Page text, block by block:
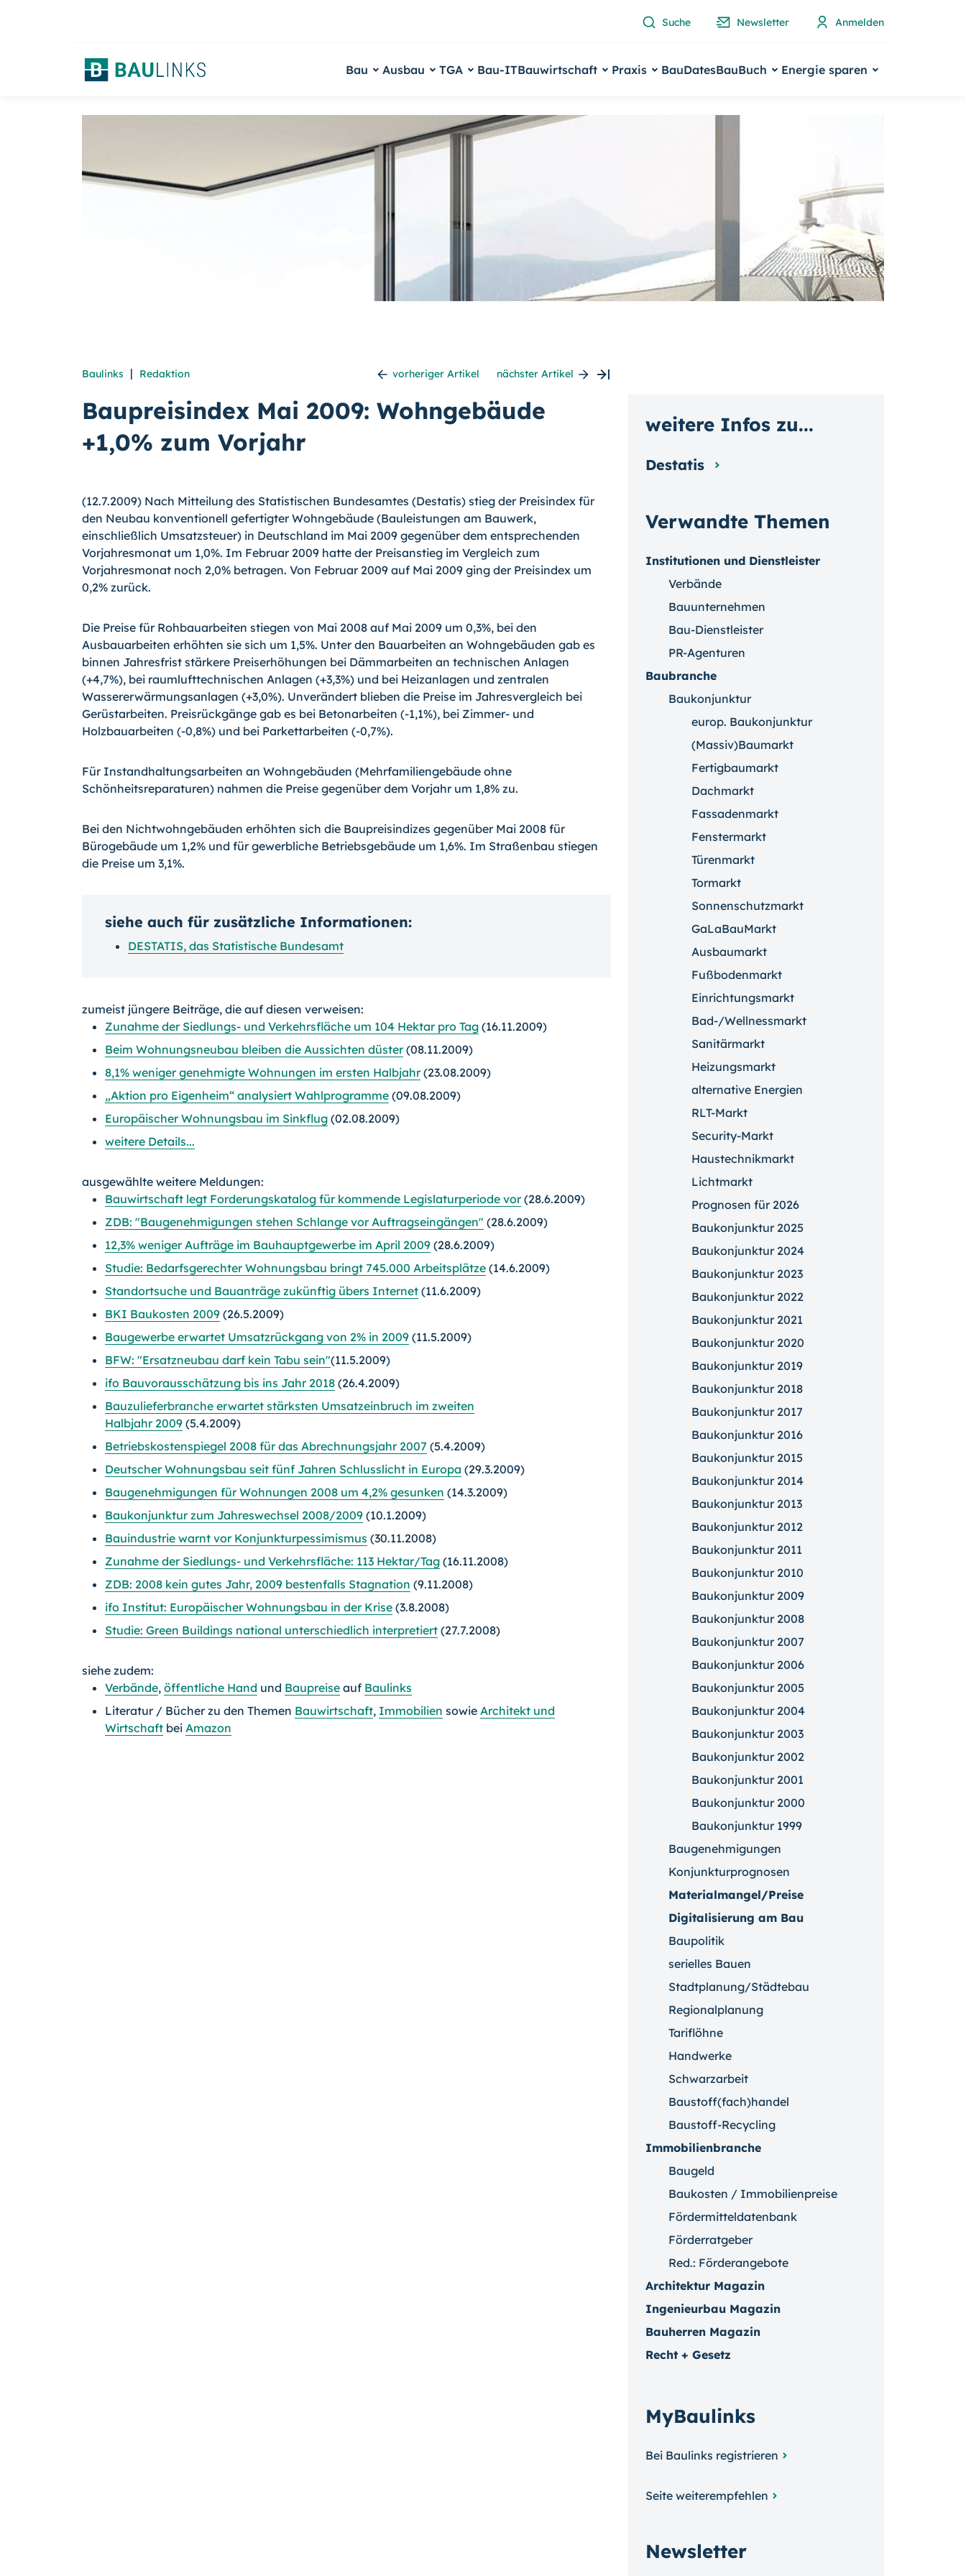
Suche Newsletter Anmelden
Bau Ausbau TGA Bau-ITBauwirtschaft Praxis BauDatesBauBuch Energie sparen
Baulinks | Redaktion vorheriger Artikel nächster Artikel
Baupreisindex Mai 2009: Wohngebäude
+1,0% zum Vorjahr
(12.7.2009) Nach Mitteilung des Statistischen Bundesamtes (Destatis) stieg der Preisindex für
den Neubau konventionell gefertigter Wohngebäude (Bauleistungen am Bauwerk,
einschließlich Umsatzsteuer) in Deutschland im Mai 2009 gegenüber dem entsprechenden
Vorjahresmonat um 1,0%. Im Februar 2009 hatte der Preisanstieg im Vergleich zum
Vorjahresmonat noch 2,0% betragen. Von Februar 2009 auf Mai 2009 ging der Preisindex um
0,2% zurück.
Die Preise für Rohbauarbeiten stiegen von Mai 2008 auf Mai 2009 um 0,3%, bei den
Ausbauarbeiten erhöhten sie sich um 1,5%. Unter den Bauarbeiten an Wohngebäuden gab es
binnen Jahresfrist stärkere Preiserhöhungen bei Dämmarbeiten an technischen Anlagen
(+4,7%), bei raumlufttechnischen Anlagen (+3,3%) und bei Heizanlagen und zentralen
Wassererwärmungsanlagen (+3,0%). Unverändert blieben die Preise im Jahresvergleich bei
Gerüstarbeiten. Preisrückgänge gab es bei Betonarbeiten (-1,1%), bei Zimmer- und
Holzbauarbeiten (-0,8%) und bei Parkettarbeiten (-0,7%).
Für Instandhaltungsarbeiten an Wohngebäuden (Mehrfamiliengebäude ohne
Schönheitsreparaturen) nahmen die Preise gegenüber dem Vorjahr um 1,8% zu.
Bei den Nichtwohngebäuden erhöhten sich die Baupreisindizes gegenüber Mai 2008 für
Bürogebäude um 1,2% und für gewerbliche Betriebsgebäude um 1,6%. Im Straßenbau stiegen
die Preise um 3,1%.
siehe auch für zusätzliche Informationen:
DESTATIS, das Statistische Bundesamt
zumeist jüngere Beiträge, die auf diesen verweisen:
Zunahme der Siedlungs- und Verkehrsfläche um 104 Hektar pro Tag (16.11.2009)
Beim Wohnungsneubau bleiben die Aussichten düster(08.11.2009)
8,1% weniger genehmigte Wohnungen im ersten Halbjahr(23.08.2009)
„Aktion pro Eigenheim“ analysiert Wahlprogramme (09.08.2009)
Europäischer Wohnungsbau im Sinkflug (02.08.2009)
weitere Details...
ausgewählte weitere Meldungen:
Bauwirtschaft legt Forderungskatalog für kommende Legislaturperiode vor(28.6.2009)
ZDB: "Baugenehmigungen stehen Schlange vor Auftragseingängen" (28.6.2009)
12,3% weniger Aufträge im Bauhauptgewerbe im April 2009 (28.6.2009)
Studie: Bedarfsgerechter Wohnungsbau bringt 745.000 Arbeitsplätze (14.6.2009)
Standortsuche und Bauanträge zukünftig übers Internet (11.6.2009)
BKI Baukosten 2009 (26.5.2009)
Baugewerbe erwartet Umsatzrückgang von 2% in 2009 (11.5.2009)
BFW: "Ersatzneubau darf kein Tabu sein"(11.5.2009)
ifo Bauvorausschätzung bis ins Jahr 2018 (26.4.2009)
Bauzulieferbranche erwartet stärksten Umsatzeinbruch im zweiten
Halbjahr 2009 (5.4.2009)
Betriebskostenspiegel 2008 für das Abrechnungsjahr 2007 (5.4.2009)
Deutscher Wohnungsbau seit fünf Jahren Schlusslicht in Europa (29.3.2009)
Baugenehmigungen für Wohnungen 2008 um 4,2% gesunken (14.3.2009)
Baukonjunktur zum Jahreswechsel 2008/2009 (10.1.2009)
Bauindustrie warnt vor Konjunkturpessimismus (30.11.2008)
Zunahme der Siedlungs- und Verkehrsfläche: 113 Hektar/Tag (16.11.2008)
ZDB: 2008 kein gutes Jahr, 2009 bestenfalls Stagnation (9.11.2008)
ifo Institut: Europäischer Wohnungsbau in der Krise (3.8.2008)
Studie: Green Buildings national unterschiedlich interpretiert (27.7.2008)
siehe zudem:
Verbände, öffentliche Hand und Baupreise auf Baulinks
Literatur / Bücher zu den Themen Bauwirtschaft, Immobilien sowie Architekt und
Wirtschaft bei Amazon
Verwandte Themen
Institutionen und Dienstleister
Verbände
Bauunternehmen
Bau-Dienstleister
PR-Agenturen
Baubranche
Baukonjunktur
europ. Baukonjunktur
(Massiv)Baumarkt
Fertigbaumarkt
Dachmarkt
Fassadenmarkt
Fenstermarkt
Türenmarkt
Tormarkt
Sonnenschutzmarkt
GaLaBauMarkt
Ausbaumarkt
Fußbodenmarkt
Einrichtungsmarkt
Bad-/Wellnessmarkt
Sanitärmarkt
Heizungsmarkt
alternative Energien
RLT-Markt
Security-Markt
Haustechnikmarkt
Lichtmarkt
Prognosen für 2026
Baukonjunktur 2025
Baukonjunktur 2024
Baukonjunktur 2023
Baukonjunktur 2022
Baukonjunktur 2021
Baukonjunktur 2020
Baukonjunktur 2019
Baukonjunktur 2018
Baukonjunktur 2017
Baukonjunktur 2016
Baukonjunktur 2015
Baukonjunktur 2014
Baukonjunktur 2013
Baukonjunktur 2012
Baukonjunktur 2011
Baukonjunktur 2010
Baukonjunktur 2009
Baukonjunktur 2008
Baukonjunktur 2007
Baukonjunktur 2006
Baukonjunktur 2005
Baukonjunktur 2004
Baukonjunktur 2003
Baukonjunktur 2002
Baukonjunktur 2001
Baukonjunktur 2000
Baukonjunktur 1999
Baugenehmigungen
Konjunkturprognosen
Materialmangel/Preise
Digitalisierung am Bau
Baupolitik
serielles Bauen
Stadtplanung/Städtebau
Regionalplanung
Tariflöhne
Handwerke
Schwarzarbeit
Baustoff(fach)handel
Baustoff-Recycling
Immobilienbranche
Baugeld
Baukosten / Immobilienpreise
Fördermitteldatenbank
Förderratgeber
Red.: Förderangebote
Architektur Magazin
Ingenieurbau Magazin
Bauherren Magazin
Recht + Gesetz
MyBaulinks
Bei Baulinks registrieren
Seite weiterempfehlen
Newsletter
weitere Infos zu...
Destatis